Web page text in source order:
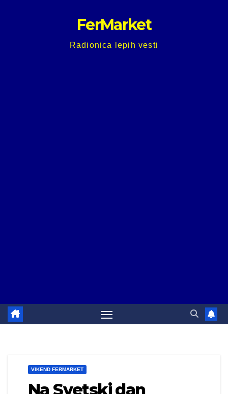
FerMarket
Radionica lepih vesti
VIKEND FERMARKET
Na Svetski dan